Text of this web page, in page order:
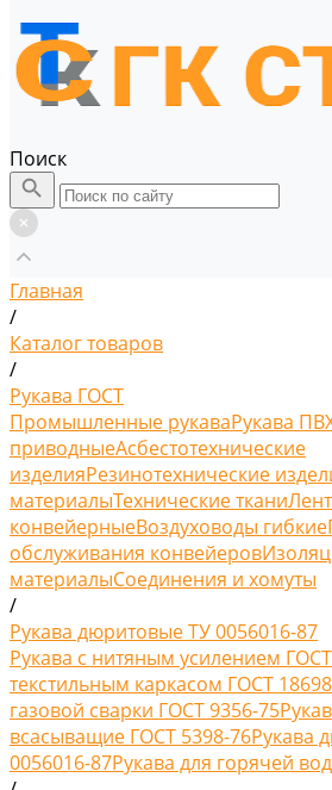
Поиск
Главная
/
Каталог товаров
/
Рукава ГОСТ
Промышленные рукаваРукава
приводныеАсбестотехнические
изделияРезинотехнические
материалыТехнические ткани
конвейерныеВоздуховоды гибкие
обслуживания конвейеров
материалыСоединения и хомуты
/
Рукава дюритовые ТУ 0056016-87
Рукава с нитяным усилением
текстильным каркасом ГОСТ
газовой сварки ГОСТ 9356-75
всасыващие ГОСТ 5398-76Рукава
0056016-87Рукава для горячей